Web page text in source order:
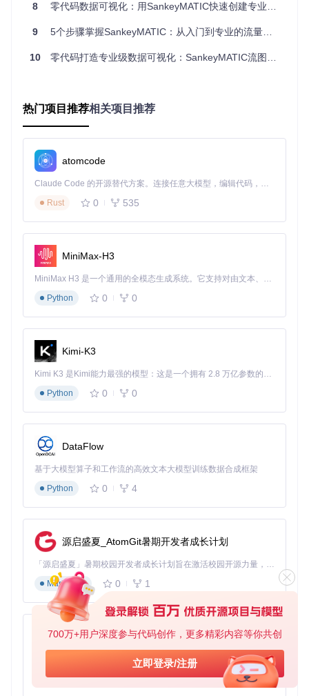
700万+用户深度参与代码创作，更多精彩内容等你共创
立即登录/注册
【避坑指南：样式定制的正确姿势】
在样式定制方面，要避免盲目调整参数。正确的方法是先确定
图表的主题和风格，然后根据数据特点选择合适的颜色方案。
性。
【实战技巧：高质量导出与应用】
导出图表时，要根据实际需求选择合适的格式。如果需要用于
印刷或高质量展示，选择SVG矢量图形；如果需要在网页或演
示文稿中使用，选择PNG图片。导出前，检查图表的细节，确
保没有错别字和格式错误。
SankeyMATIC的图表渲染逻辑主要在src/core/rendering/目录
下实现。该目录下的代码负责处理数据的布局、颜色的分配和
解图表的生成原理，为高级定制打下基础。
与其他数据可视化工具相比，SankeyMATIC具有操作简单、
上手快的优势，适合零基础用户。但在功能的丰富性和灵活性
方面，可能不如一些专业的可视化软件。在实际应用中，可以
工具结合使用，提高工作效率。
项目一：销售数据流向分析
C制作一个销售数据流向图表，清晰展示不同产品的销售
额在各个地区的分布情况，图表颜色搭配合理，节点和流
量标签清晰可读。
项目二：用户行为路径可视化验收标准：根据用户的访问
数据，制作用户行为路径图表，反映用户从进入网站到完
成购买的整个流程，图表能够准确展示各环节的用户流失
情况。
项目三：能源消耗流向图
验收标准：制作一个能源消耗流
向图表，展示不同能源类型在各个部门的消耗情况，图表
具有良好的视觉效果，能够直观反映能源消耗的比例关
系。
通过以上项目的练习，你可以进一步熟悉SankeyMATIC的功
能，提升数据可视化的能力。记住，好的数据可视化不仅要美
观，更要能够清晰传达信息，SankeyMATIC正是实现这一目
标的理想选择。
8 零代码数据可视化：用SankeyMATIC快速创建专业流程图
9 5个步骤掌握SankeyMATIC：从入门到专业的流量数据可视化指南
10 零代码打造专业级数据可视化：SankeyMATIC流图设计全指南
热门项目推荐相关项目推荐
atomcode
Claude Code 的开源替代方案。连接任意大模型，编辑代码，运行命令，自动验证 — 全自动执行。用 Rust 构建，极致性能。 ｜ An open-source alternative to Claude Code. Connect any LLM, edit code, run commands, and verify changes — autonomously. Built in Rust for speed. Get Started
Rust
0 535
MiniMax-H3
MiniMax H3 是一个通用的全模态生成系统。它支持对由文本、图像、视频和音频组成的多模态上下文进行统一理解，并能生成分辨率高达 2K、时长可达 15 秒的带原生立体声音频的视频。得益于面向任务泛化的系统设计，H3 在预训练阶段就已具备广泛的多模态上下文理解与生成能力，能够出色地执行复杂的多模态指令。
Python
0 0
Kimi-K3
Kimi K3 是Kimi能力最强的模型：这是一个拥有 2.8 万亿参数的混合专家（MoE）模型，具备原生视觉理解能力，并支持 100 万 token 的上下文窗口。
Python
0 0
DataFlow
基于大模型算子和工作流的高效文本大模型训练数据合成框架
Python
0 4
源启盛夏_AtomGit暑期开发者成长计划
「源启盛夏」暑期校园开发者成长计划旨在激活校园开源力量，通过积分激励、认证扶持、资源倾斜等形式，引导高校组织和开发者完成「入驻 — 建项目 — 做贡献 — 获认证 — 得资源」的完整闭环。无论你是想带领社团入驻平台的组织者，还是希望用代码贡献证明自己的开发者，都能在这里找到属于你的成长路径。
Markdown
0 1
py-xiaozhi
基于Python的Xiaozhi AI，适用于想要完整Xiaozhi体验而无需拥有专用硬件的用户。
Python
0 1